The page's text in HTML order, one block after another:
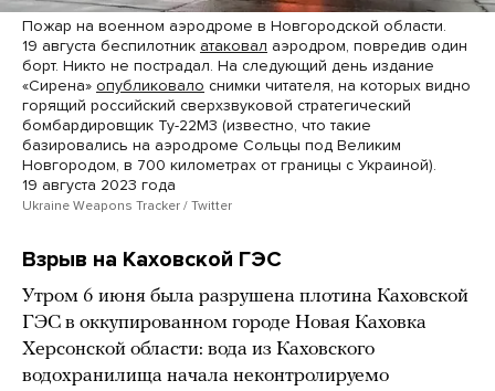
Пожар на военном аэродроме в Новгородской области.
19 августа беспилотник атаковал аэродром, повредив один
борт. Никто не пострадал. На следующий день издание
«Сирена» опубликовало снимки читателя, на которых видно
горящий российский сверхзвуковой стратегический
бомбардировщик Ту-22М3 (известно, что такие
базировались на аэродроме Сольцы под Великим
Новгородом, в 700 километрах от границы с Украиной).
19 августа 2023 года
Ukraine Weapons Tracker / Twitter
Взрыв на Каховской ГЭС
Утром 6 июня была разрушена плотина Каховской
ГЭС в оккупированном городе Новая Каховка
Херсонской области: вода из Каховского
водохранилища начала неконтролируемо